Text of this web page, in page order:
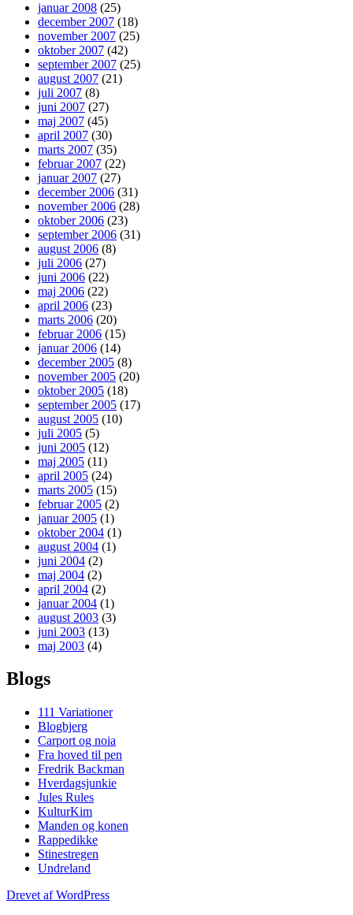
januar 2008 (25)
december 2007 (18)
november 2007 (25)
oktober 2007 (42)
september 2007 (25)
august 2007 (21)
juli 2007 (8)
juni 2007 (27)
maj 2007 (45)
april 2007 (30)
marts 2007 (35)
februar 2007 (22)
januar 2007 (27)
december 2006 (31)
november 2006 (28)
oktober 2006 (23)
september 2006 (31)
august 2006 (8)
juli 2006 (27)
juni 2006 (22)
maj 2006 (22)
april 2006 (23)
marts 2006 (20)
februar 2006 (15)
januar 2006 (14)
december 2005 (8)
november 2005 (20)
oktober 2005 (18)
september 2005 (17)
august 2005 (10)
juli 2005 (5)
juni 2005 (12)
maj 2005 (11)
april 2005 (24)
marts 2005 (15)
februar 2005 (2)
januar 2005 (1)
oktober 2004 (1)
august 2004 (1)
juni 2004 (2)
maj 2004 (2)
april 2004 (2)
januar 2004 (1)
august 2003 (3)
juni 2003 (13)
maj 2003 (4)
Blogs
111 Variationer
Blogbjerg
Carport og noia
Fra hoved til pen
Fredrik Backman
Hverdagsjunkie
Jules Rules
KulturKim
Manden og konen
Rappedikke
Stinestregen
Undreland
Drevet af WordPress